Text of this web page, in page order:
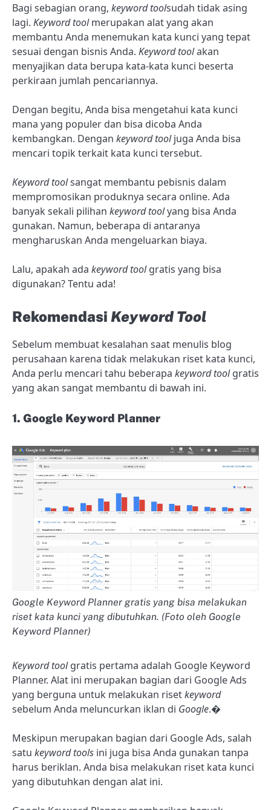
Bagi sebagian orang, keyword toolsudah tidak asing
lagi. Keyword toolmerupakan alat yang akan
membantu Anda menemukan kata kunci yang tepat
sesuai dengan bisnis Anda. Keyword toolakan
menyajikan data berupa kata-kata kunci beserta
perkiraan jumlah pencariannya.
Dengan begitu, Anda bisa mengetahui kata kunci
mana yang populer dan bisa dicoba Anda
kembangkan. Dengan keyword tooljuga Anda bisa
mencari topik terkait kata kunci tersebut.
Keyword toolsangat membantu pebisnis dalam
mempromosikan produknya secara online. Ada
banyak sekali pilihan keyword toolyang bisa Anda
gunakan. Namun, beberapa di antaranya
mengharuskan Anda mengeluarkan biaya.
Lalu, apakah ada keyword toolgratis yang bisa
digunakan? Tentu ada!
Rekomendasi Keyword Tool
Sebelum membuat kesalahan saat menulis blog
perusahaan karena tidak melakukan riset kata kunci,
Anda perlu mencari tahu beberapa keyword toolgratis
yang akan sangat membantu di bawah ini.
1. Google Keyword Planner
Google Keyword Planner gratis yang bisa melakukan
riset kata kunci yang dibutuhkan. (Foto oleh Google
Keyword Planner)
Keyword toolgratis pertama adalah Google Keyword
Planner. Alat ini merupakan bagian dari Google Ads
yang berguna untuk melakukan risetkeyword
sebelum Anda meluncurkan iklan di Google.�
Meskipun merupakan bagian dari Google Ads, salah
satu keyword tools ini juga bisa Anda gunakan tanpa
harus beriklan. Anda bisa melakukan riset kata kunci
yang dibutuhkan dengan alat ini.